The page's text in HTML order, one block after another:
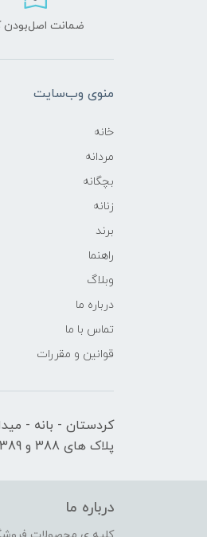
ضمانت اصل‌بودن
منوی وب‌سایت
خانه
مردانه
بچگانه
زنانه
برند
راهنما
وبلاگ
درباره ما
تماس با ما
قوانین و مقررات
کردستان - بانه -
پلاک های 388 و 389
درباره ما